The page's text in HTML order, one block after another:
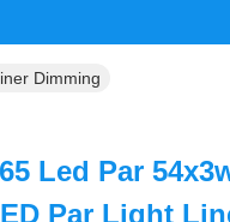
Dimming
Led Par
Par Light